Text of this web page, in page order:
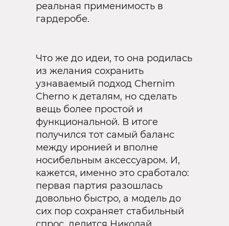
реальная применимость в
гардеробе.
Что же до идеи, то она родилась
из желания сохранить
узнаваемый подход Chernim
Cherno к деталям, но сделать
вещь более простой и
функциональной. В итоге
получился тот самый баланс
между иронией и вполне
носибельным аксессуаром. И,
кажется, именно это сработало:
первая партия разошлась
довольно быстро, а модель до
сих пор сохраняет стабильный